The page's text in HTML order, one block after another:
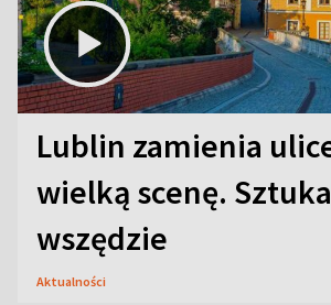
Lublin zamienia
wielką scenę.
wszędzie
Aktualności